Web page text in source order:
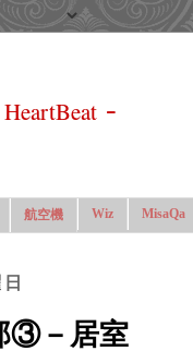
-
航空機 Wiz MisaQa
③－居室